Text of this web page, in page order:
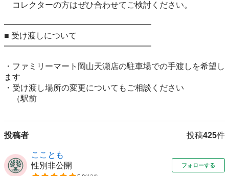
コレクターの方はぜひ合わせてご検討ください。
━━━━━━━━━━━━━━━━━━
■ 受け渡しについて
━━━━━━━━━━━━━━━━━━
・ファミリーマート岡山天瀬店の駐車場での手渡しを希望し
ます
・受け渡し場所の変更についてもご相談ください
（駅前
投稿者 投稿425件
こことも
性別非公開
フォローする